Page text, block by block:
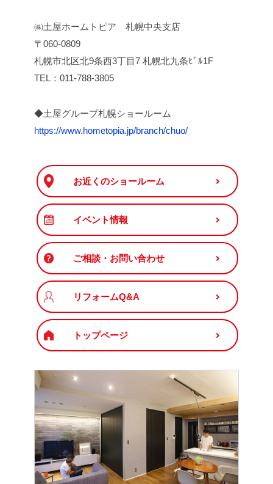
㈱土屋ホームトピア 札幌中央支店
〒060-0809
札幌市北区北9条西3丁目7 札幌北九条ﾋﾞﾙ1F
TEL：011-788-3805
◆土屋グループ札幌ショールーム
https://www.hometopia.jp/branch/chuo/
お近くのショールーム
イベント情報
ご相談・お問い合わせ
リフォームQ&A
トップページ